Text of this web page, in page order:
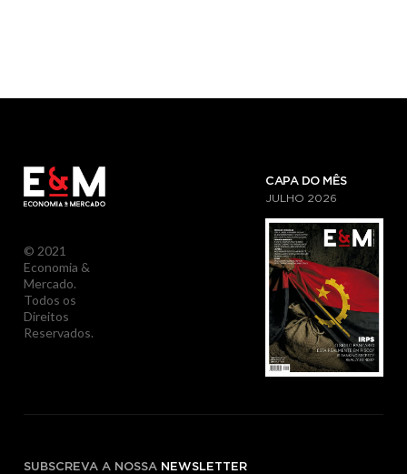
© 2021
Economia &
Mercado.
Todos os
Direitos
Reservados.
CAPA DO MÊS
JULHO 2026
SUBSCREVA A NOSSA NEWSLETTER